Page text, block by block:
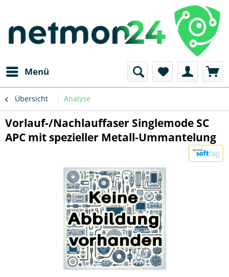
Menü
Übersicht Analyse
Vorlauf-/Nachlauffaser Singlemode SC
APC mit spezieller Metall-Ummantelung